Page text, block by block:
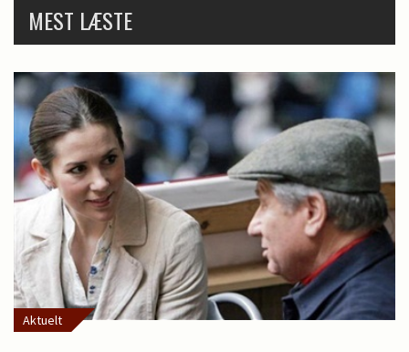
MEST LÆSTE
Aktuelt